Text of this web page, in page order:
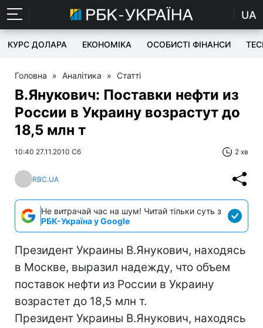
UA
КУРС ДОЛАРА ЕКОНОМІКА ОСОБИСТІ ФІНАНСИ
Головна » Аналітика » Статті
В.Янукович: Поставки нефти из
России в Украину возрастут до
18,5 млн т
10:40 27.11.2010 Сб 2 хв
RBC.UA
Не витрачай час на шум! Читай тільки суть з
РБК-Україна у Google
Президент Украины В.Янукович, находясь
в Москве, выразил надежду, что объем
поставок нефти из России в Украину
возрастет до 18,5 млн т.
Президент Украины В.Янукович, находясь